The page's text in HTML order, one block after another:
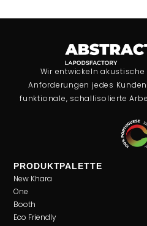
Wir entwickeln
Anforderungen jedes
funktionale, schallisolierte
PRODUKTPALETTE
New Khara
One
Booth
Eco Friendly